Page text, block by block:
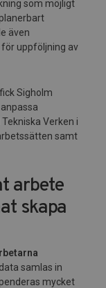
som möjligt
även
uppföljning av
Sigholm
Verken i
samt
arbete
skapa
samlas in
mycket